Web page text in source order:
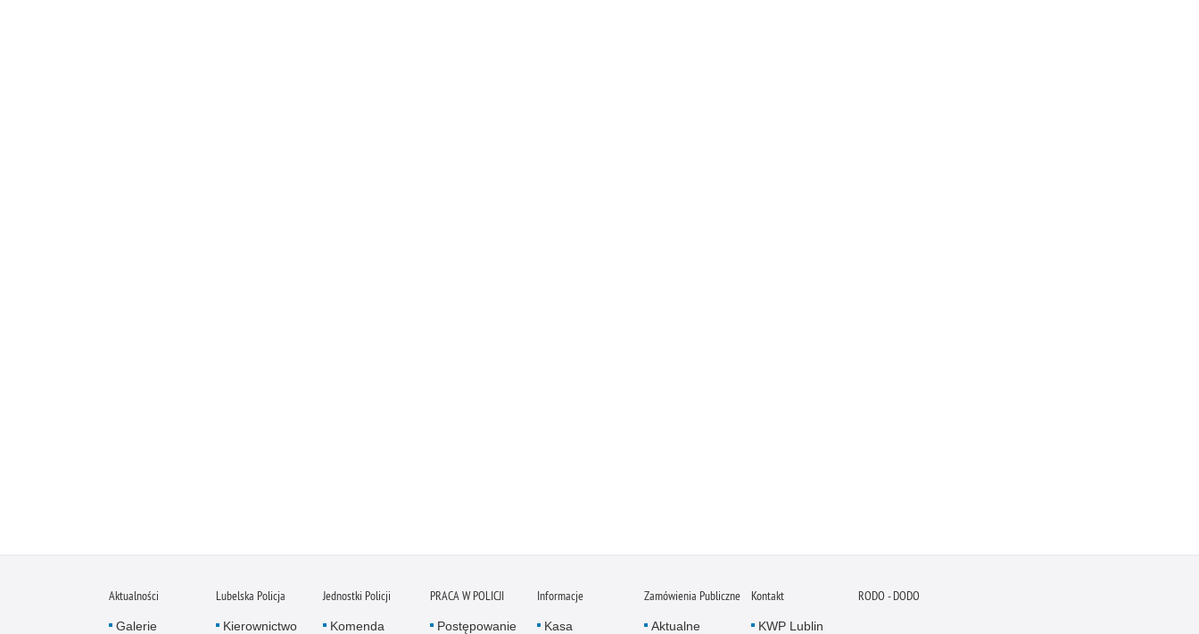
Aktualności
Galerie
Lubelska Policja
Kierownictwo
Jednostki Policji
Komenda
PRACA W POLICJI
Postępowanie
Informacje
Kasa
Zamówienia Publiczne
Aktualne
Kontakt
KWP Lublin
RODO - DODO